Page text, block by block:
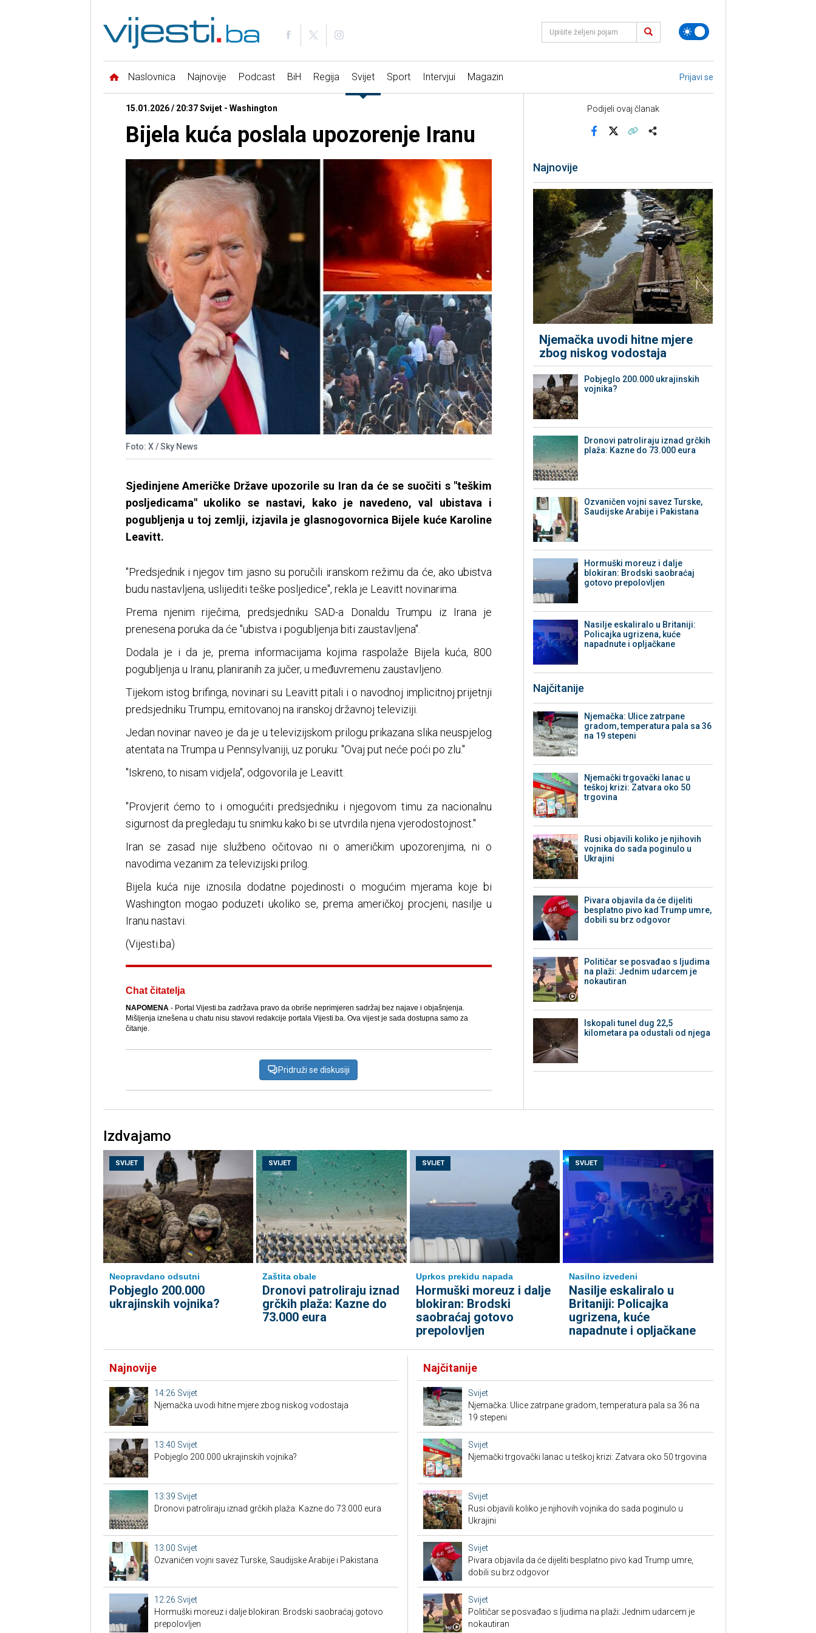
Naslovnica Najnovije Podcast BiH Regija Svijet Sport Intervjui Magazin Prijavi se
15.01.2026 / 20:37 Svijet - Washington
Bijela kuća poslala upozorenje Iranu
Foto: X / Sky News
Sjedinjene Američke Države upozorile su Iran da će se suočiti s "teškim
posljedicama" ukoliko se nastavi, kako je navedeno, val ubistava i
pogubljenja u toj zemlji, izjavila je glasnogovornica Bijele kuće Karoline
Leavitt.
"Predsjednik i njegov tim jasno su poručili iranskom režimu da će, ako ubistva
budu nastavljena, uslijediti teške posljedice", rekla je Leavitt novinarima.
Prema njenim riječima, predsjedniku SAD-a Donaldu Trumpu iz Irana je
prenesena poruka da će "ubistva i pogubljenja biti zaustavljena".
Dodala je i da je, prema informacijama kojima raspolaže Bijela kuća, 800
pogubljenja u Iranu, planiranih za jučer, u međuvremenu zaustavljeno.
Tijekom istog brifinga, novinari su Leavitt pitali i o navodnoj implicitnoj prijetnji
predsjedniku Trumpu, emitovanoj na iranskoj državnoj televiziji.
Jedan novinar naveo je da je u televizijskom prilogu prikazana slika neuspjelog
atentata na Trumpa u Pennsylvaniji, uz poruku: "Ovaj put neće poći po zlu."
"Iskreno, to nisam vidjela", odgovorila je Leavitt.
"Provjerit ćemo to i omogućiti predsjedniku i njegovom timu za nacionalnu
sigurnost da pregledaju tu snimku kako bi se utvrdila njena vjerodostojnost."
Iran se zasad nije službeno očitovao ni o američkim upozorenjima, ni o
navodima vezanim za televizijski prilog.
Bijela kuća nije iznosila dodatne pojedinosti o mogućim mjerama koje bi
Washington mogao poduzeti ukoliko se, prema američkoj procjeni, nasilje u
Iranu nastavi.
(Vijesti.ba)
Chat čitatelja
NAPOMENA- Portal Vijesti.ba zadržava pravo da obriše neprimjeren sadržaj bez najave i objašnjenja.
Mišljenja iznešena u chatu nisu stavovi redakcije portala Vijesti.ba. Ova vijest je sada dostupna samo za
čitanje.
Pridruži se diskusiji
Podijeli ovaj članak
Najnovije
Njemačka uvodi hitne mjere
zbog niskog vodostaja
Pobjeglo 200.000 ukrajinskih
vojnika?
Dronovi patroliraju iznad grčkih
plaža: Kazne do 73.000 eura
Ozvaničen vojni savez Turske,
Saudijske Arabije i Pakistana
Hormuški moreuz i dalje
blokiran: Brodski saobraćaj
gotovo prepolovljen
Nasilje eskaliralo u Britaniji:
Policajka ugrizena, kuće
napadnute i opljačkane
Najčitanije
Njemačka: Ulice zatrpane
gradom, temperatura pala sa 36
na 19 stepeni
Njemački trgovački lanac u
teškoj krizi: Zatvara oko 50
trgovina
Rusi objavili koliko je njihovih
vojnika do sada poginulo u
Ukrajini
Pivara objavila da će dijeliti
besplatno pivo kad Trump umre,
dobili su brz odgovor
Političar se posvađao s ljudima
na plaži: Jednim udarcem je
nokautiran
Iskopali tunel dug 22,5
kilometara pa odustali od njega
Izdvajamo
SVIJET
Neopravdano odsutni
Pobjeglo 200.000
ukrajinskih vojnika?
SVIJET
Zaštita obale
Dronovi patroliraju iznad
grčkih plaža: Kazne do
73.000 eura
SVIJET
Uprkos prekidu napada
Hormuški moreuz i dalje
blokiran: Brodski
saobraćaj gotovo
prepolovljen
SVIJET
Nasilno izvedeni
Nasilje eskaliralo u
Britaniji: Policajka
ugrizena, kuće
napadnute i opljačkane
Najnovije
14:26 Svijet
Njemačka uvodi hitne mjere zbog niskog vodostaja
13:40 Svijet
Pobjeglo 200.000 ukrajinskih vojnika?
13:39 Svijet
Dronovi patroliraju iznad grčkih plaža: Kazne do 73.000 eura
13:00 Svijet
Ozvaničen vojni savez Turske, Saudijske Arabije i Pakistana
12:26 Svijet
Hormuški moreuz i dalje blokiran: Brodski saobraćaj gotovo
prepolovljen
Najčitanije
Svijet
Njemačka: Ulice zatrpane gradom, temperatura pala sa 36 na
19 stepeni
Svijet
Njemački trgovački lanac u teškoj krizi: Zatvara oko 50 trgovina
Svijet
Rusi objavili koliko je njihovih vojnika do sada poginulo u
Ukrajini
Svijet
Pivara objavila da će dijeliti besplatno pivo kad Trump umre,
dobili su brz odgovor
Svijet
Političar se posvađao s ljudima na plaži: Jednim udarcem je
nokautiran